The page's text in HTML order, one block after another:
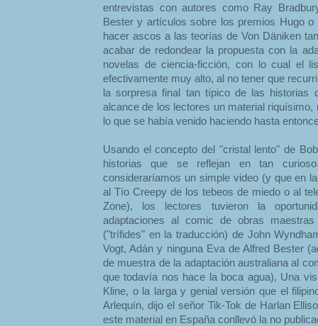
entrevistas con autores como Ray
Bester y artículos sobre los premios Hugo o
hacer ascos a las teorías de Von Däniken
acabar de redondear la propuesta con la
novelas de ciencia-ficción, con lo cual el
efectivamente muy alto, al no tener que
la sorpresa final tan típico de las historias
alcance de los lectores un material
lo que se había venido haciendo hasta
Usando el concepto del "cristal lento" de
historias que se reflejan en tan
consideraríamos un simple video (y que en
al Tío Creepy de los tebeos de miedo o al
Zone), los lectores tuvieron la
adaptaciones al comic de obras
("trífides" en la traducción) de John
Vogt, Adán y ninguna Eva de Alfred Bester
de muestra de la adaptación australiana al
que todavía nos hace la boca agua), Una
Kline, o la larga y genial versión que el
Arlequín, dijo el señor Tik-Tok de Harlan
este material en España conllevó la no